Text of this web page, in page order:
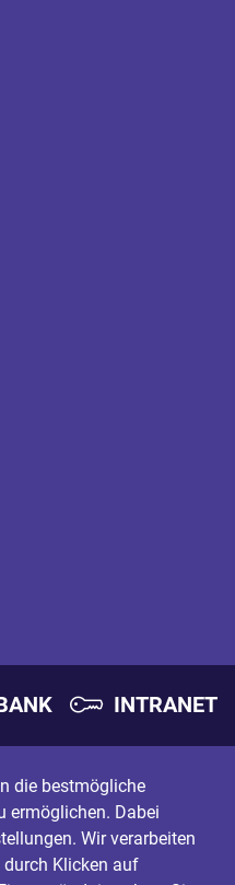
INTRANET
die bestmögliche
ermöglichen. Dabei
Wir verarbeiten
durch Klicken auf